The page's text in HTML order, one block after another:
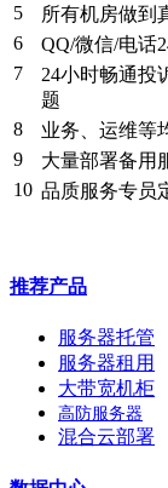
5
所有机房做到
6
QQ/微信/电话
7
24小时畅通投
题
8
业务、运维等
9
大量部署备用
10 品质服务专员
推荐产品
服务器托管
服务器租用
大带宽机柜
高防服务器
混合云部署